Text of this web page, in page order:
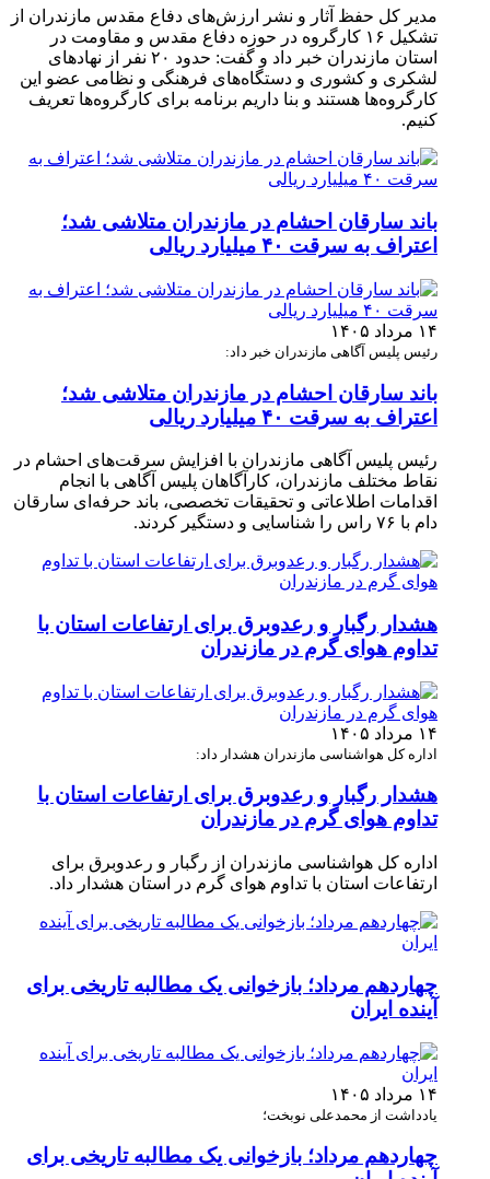
مدیر کل حفظ آثار و نشر ارزش‌های دفاع مقدس مازندران از
تشکیل ۱۶ کارگروه در حوزه دفاع مقدس و مقاومت در
استان مازندران خبر داد و گفت: حدود ۲۰ نفر از نهاد‌های
لشکری و کشوری و دستگاه‌های فرهنگی و نظامی عضو این
کارگروه‌ها هستند و بنا داریم برنامه برای کارگروه‌ها تعریف
کنیم.
باند سارقان احشام در مازندران متلاشی شد؛
اعتراف به سرقت ۴۰ میلیارد ریالی
۱۴ مرداد ۱۴۰۵
رئیس پلیس آگاهی مازندران خبر داد:
باند سارقان احشام در مازندران متلاشی شد؛
اعتراف به سرقت ۴۰ میلیارد ریالی
رئیس پلیس آگاهی مازندران با افزایش سرقت‌های احشام در
نقاط مختلف مازندران، کارآگاهان پلیس آگاهی با انجام
اقدامات اطلاعاتی و تحقیقات تخصصی، باند حرفه‌ای سارقان
دام با ۷۶ راس را شناسایی و دستگیر کردند.
هشدار رگبار و رعدوبرق برای ارتفاعات استان با
تداوم هوای گرم در مازندران
۱۴ مرداد ۱۴۰۵
اداره کل هواشناسی مازندران هشدار داد:
هشدار رگبار و رعدوبرق برای ارتفاعات استان با
تداوم هوای گرم در مازندران
اداره کل هواشناسی مازندران از رگبار و رعدوبرق برای
ارتفاعات استان با تداوم هوای گرم در استان هشدار داد.
چهاردهم مرداد؛ بازخوانی یک مطالبه تاریخی برای
آینده ایران
۱۴ مرداد ۱۴۰۵
یادداشت از محمدعلی نوبخت؛
چهاردهم مرداد؛ بازخوانی یک مطالبه تاریخی برای